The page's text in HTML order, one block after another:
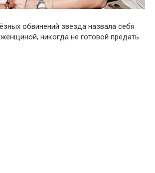
обвинений звезда назвала себя
никогда не готовой предать